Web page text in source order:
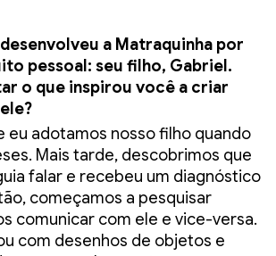
a Matraquinha por
pessoal: seu filho, Gabriel.
o que inspirou você a criar
eu adotamos nosso filho quando
Mais tarde, descobrimos que
falar e recebeu um diagnóstico
começamos a pesquisar
comunicar com ele e vice-versa.
com desenhos de objetos e